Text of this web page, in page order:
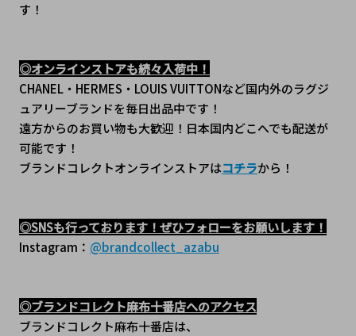
す！
◎オンラインストアも続々入荷中！
CHANEL・HERMES・LOUIS VUITTONなど国内外のラグジ
ュアリーブランドを毎日出品中です！
遠方からのお買い物も大歓迎！日本国内どこへでも配送が
可能です！
ブランドコレクトオンラインストアはコチラから！
◎SNSも行っております！ぜひフォローをお願いします！
Instagram： @brandcollect_azabu
◎ブランドコレクト麻布十番店へのアクセス
ブランドコレクト麻布十番店は、